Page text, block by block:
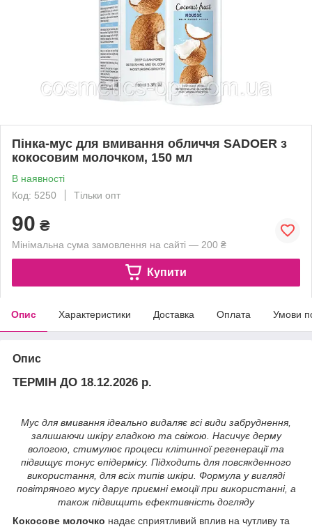
Пінка-мус для вмивання обличчя SADOER з
кокосовим молочком, 150 мл
В наявності
Код: 5250
Тільки опт
90 ₴
Мінімальна сума замовлення на сайті — 200 ₴
Купити
Опис Характеристики Доставка Оплата Умови
Опис
ТЕРМІН ДО 18.12.2026 р.
Мус для вмивання ідеально видаляє всі види забруднення,
залишаючи шкіру гладкою та свіжою. Насичує дерму
вологою, стимулює процеси клітинної регенерації та
підвищує тонус епідермісу. Підходить для повсякденного
використання, для всіх типів шкіри. Формула у вигляді
повітряного мусу дарує приємні емоції при використанні, а
також підвищить ефективність догляду
Кокосове молочко надає сприятливий вплив на чутливу та